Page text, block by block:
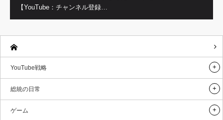
【YouTube：チャンネル登録…
YouTube戦略
総統の日常
ゲーム